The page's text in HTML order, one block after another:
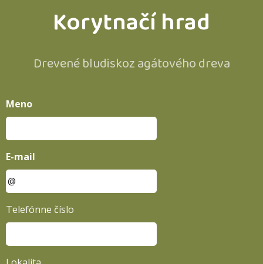
Korytnačí hrad
Drevené bludiskoz agátového dreva
Meno
E-mail
Telefónne číslo